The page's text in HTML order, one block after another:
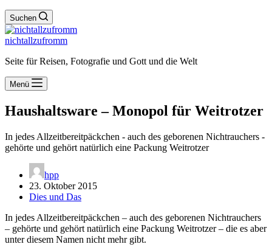
Suchen
nichtallzufromm
Seite für Reisen, Fotografie und Gott und die Welt
Menü
Haushaltsware – Monopol für Weitrotzer
In jedes Allzeitbereitpäckchen - auch des geborenen Nichtrauchers -
gehörte und gehört natürlich eine Packung Weitrotzer
hpp
23. Oktober 2015
Dies und Das
In jedes Allzeitbereitpäckchen – auch des geborenen Nichtrauchers
– gehörte und gehört natürlich eine Packung Weitrotzer – die es aber
unter diesem Namen nicht mehr gibt.